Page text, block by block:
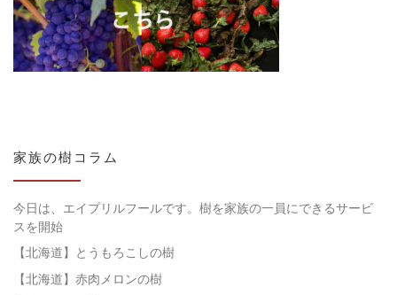
家族の樹コラム
今日は、エイプリルフールです。樹を家族の一員にできるサービ
スを開始
【北海道】とうもろこしの樹
【北海道】赤肉メロンの樹